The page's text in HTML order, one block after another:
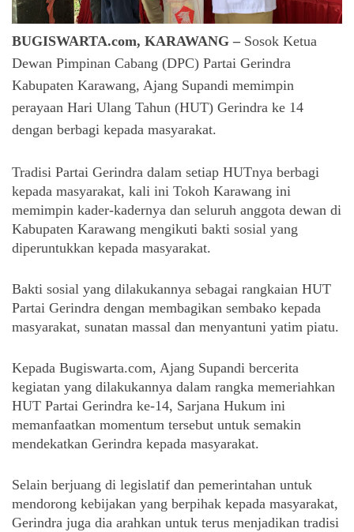
BUGISWARTA.com, KARAWANG –Sosok Ketua
Dewan Pimpinan Cabang (DPC) Partai Gerindra
Kabupaten Karawang, Ajang Supandi memimpin
perayaan Hari Ulang Tahun (HUT) Gerindra ke 14
dengan berbagi kepada masyarakat.
Tradisi Partai Gerindra dalam setiap HUTnya berbagi
kepada masyarakat, kali ini Tokoh Karawang ini
memimpin kader-kadernya dan seluruh anggota dewan di
Kabupaten Karawang mengikuti bakti sosial yang
diperuntukkan kepada masyarakat.
Bakti sosial yang dilakukannya sebagai rangkaian HUT
Partai Gerindra dengan membagikan sembako kepada
masyarakat, sunatan massal dan menyantuni yatim piatu.
Kepada Bugiswarta.com, Ajang Supandi bercerita
kegiatan yang dilakukannya dalam rangka memeriahkan
HUT Partai Gerindra ke-14, Sarjana Hukum ini
memanfaatkan momentum tersebut untuk semakin
mendekatkan Gerindra kepada masyarakat.
Selain berjuang di legislatif dan pemerintahan untuk
mendorong kebijakan yang berpihak kepada masyarakat,
Gerindra juga dia arahkan untuk terus menjadikan tradisi